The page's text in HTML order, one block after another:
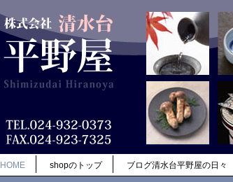
HOME shopのトップ ブログ清水台平野屋の日々